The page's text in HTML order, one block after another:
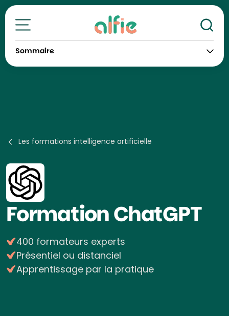
Toutes nos formations
Sommaire
Les formations intelligence artificielle
FormationChatGPT
400 formateurs experts
Présentiel ou distanciel
Apprentissage par la pratique